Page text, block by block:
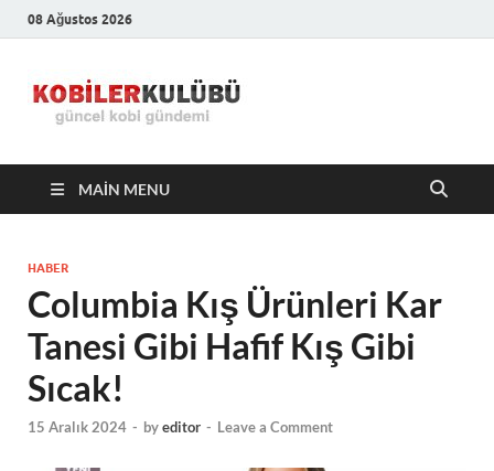
08 Ağustos 2026
Kulübü –
En Güncel
Haberleri
MAIN MENU
HABER
Columbia Kış Ürünleri Kar
Tanesi Gibi Hafif Kış Gibi
Sıcak!
15 Aralık 2024 - byeditor - Leave a Comment